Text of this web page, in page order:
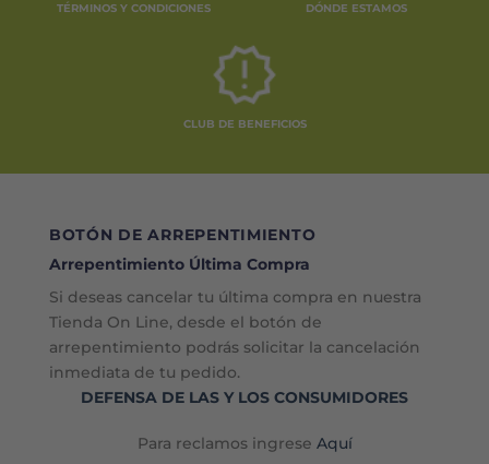
TÉRMINOS Y CONDICIONES DÓNDE ESTAMOS
CLUB DE BENEFICIOS
BOTÓN DE ARREPENTIMIENTO
Arrepentimiento Última Compra
Si deseas cancelar tu última compra en nuestra
Tienda On Line, desde el botón de
arrepentimiento podrás solicitar la cancelación
inmediata de tu pedido.
DEFENSA DE LAS Y LOS CONSUMIDORES
Para reclamos ingrese Aquí